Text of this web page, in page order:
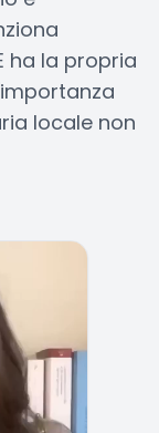
ha la propria
locale non